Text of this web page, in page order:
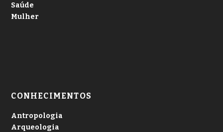
Saúde
Mulher
CONHECIMENTOS
Antropologia
Arqueologia